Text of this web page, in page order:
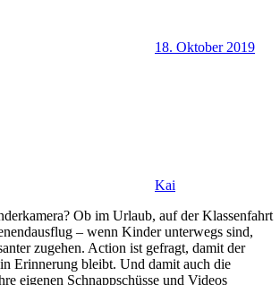
18. Oktober 2019
Kai
Ob im Urlaub, auf der Klassenfahrt
– wenn Kinder unterwegs sind,
zugehen. Action ist gefragt, damit der
Erinnerung bleibt. Und damit auch die
eigenen Schnappschüsse und Videos